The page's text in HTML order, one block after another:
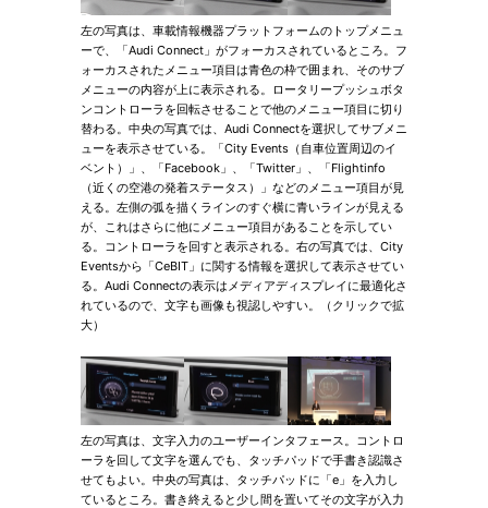
左の写真は、車載情報機器プラットフォームのトップメニュ
ーで、「Audi Connect」がフォーカスされているところ。フ
ォーカスされたメニュー項目は青色の枠で囲まれ、そのサブ
メニューの内容が上に表示される。ロータリープッシュボタ
ンコントローラを回転させることで他のメニュー項目に切り
替わる。中央の写真では、Audi Connectを選択してサブメニ
ューを表示させている。「City Events（自車位置周辺のイ
ベント）」、「Facebook」、「Twitter」、「Flightinfo
（近くの空港の発着ステータス）」などのメニュー項目が見
える。左側の弧を描くラインのすぐ横に青いラインが見える
が、これはさらに他にメニュー項目があることを示してい
る。コントローラを回すと表示される。右の写真では、City
Eventsから「CeBIT」に関する情報を選択して表示させてい
る。Audi Connectの表示はメディアディスプレイに最適化さ
れているので、文字も画像も視認しやすい。（クリックで拡
大）
左の写真は、文字入力のユーザーインタフェース。コントロ
ーラを回して文字を選んでも、タッチパッドで手書き認識さ
せてもよい。中央の写真は、タッチパッドに「e」を入力し
ているところ。書き終えると少し間を置いてその文字が入力